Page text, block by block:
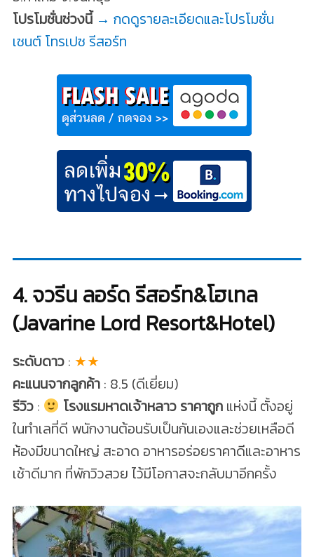
โปรโมชั่นช่วงนี้ → กดดูรายละเอียดและโปรโมชั่น
เซนต์ โทรเปซ รีสอร์ท
4. จวรีน ลอร์ด รีสอร์ท&โฮเทล
(Javarine Lord Resort&Hotel)
ระดับดาว: ★★
คะแนนจากลูกค้า: 8.5 (ดีเยี่ยม)
รีวิว: โรงแรมหาดเจ้าหลาว ราคาถูกแห่งนี้ ตั้งอยู่
ในทำเลที่ดี พนักงานต้อนรับเป็นกันเองและช่วยเหลือดี
ห้องมีขนาดใหญ่ สะอาด อาหารอร่อยราคาดีและอาหาร
เช้าดีมาก ที่พักวิวสวย ไว้มีโอกาสจะกลับมาอีกครั้ง